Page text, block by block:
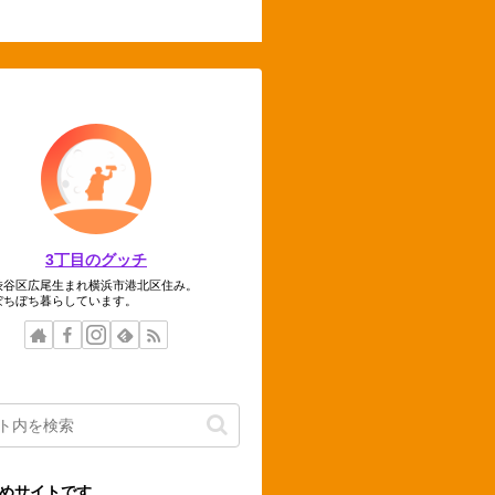
3丁目のグッチ
谷区広尾生まれ横浜市港北区住み。
ちぼち暮らしています。